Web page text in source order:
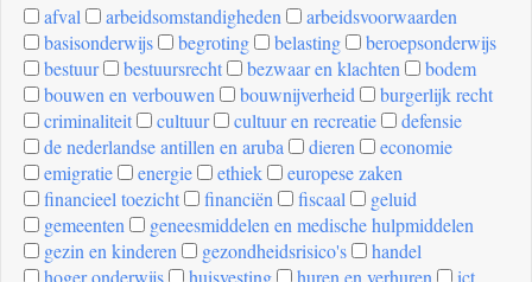
[invalid
name]
afval arbeidsomstandigheden
arbeidsvoorwaarden
basisonderwijs
begroting belasting
beroepsonderwijs
bestuur
bestuursrecht bezwaar en klachten
bodem
bouwen en verbouwen
bouwnijverheid
burgerlijk recht
criminaliteit
cultuur cultuur en recreatie
defensie
de nederlandse antillen en aruba
dieren
economie
emigratie
energie ethiek
europese zaken
financieel toezicht
financiën fiscaal
geluid
gemeenten
geneesmiddelen en medische hulpmiddelen
gezin en kinderen
gezondheidsrisico's
handel